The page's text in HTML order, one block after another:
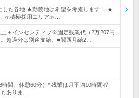
した各地 ★勤務地は希望を考慮します！ ★
≪積極採用エリア≫…
＋インセンティブ※固定残業代（2万207円
超過分は別途支給。■関西月給2…
時間、休憩60分）* 残業は月平均10時間程
ありま…